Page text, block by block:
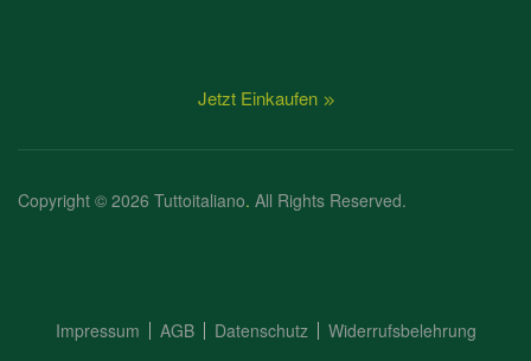
Jetzt Einkaufen
Copyright © 2026 Tuttoitaliano. All Rights Reserved.
Impressum AGB Datenschutz Widerrufsbelehrung